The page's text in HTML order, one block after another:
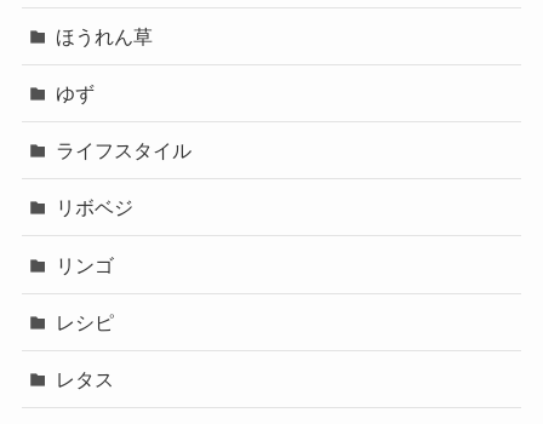
ほうれん草
ゆず
ライフスタイル
リボベジ
リンゴ
レシピ
レタス